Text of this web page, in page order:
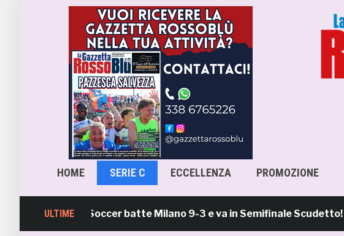
HOME SERIE C ECCELLENZA PROMOZIONE
ULTIME
Beach Soccer batte Milano 9-3 e va in Semifinale Scudetto!